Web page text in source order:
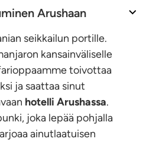
Arushaan
seikkailun portille.
kansainväliselle
toivottaa
ja saattaa sinut
hotelli Arushassa.
joka lepää pohjalla
ainutlaatuisen